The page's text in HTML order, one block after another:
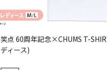
笑点 60周年記念×CHUMS T-
ディース)